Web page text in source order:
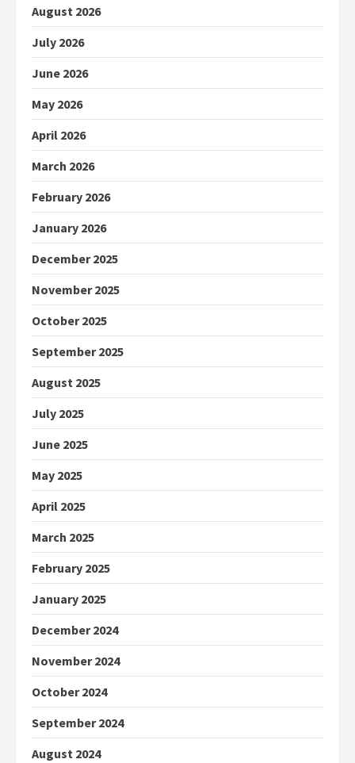
August 2026
July 2026
June 2026
May 2026
April 2026
March 2026
February 2026
January 2026
December 2025
November 2025
October 2025
September 2025
August 2025
July 2025
June 2025
May 2025
April 2025
March 2025
February 2025
January 2025
December 2024
November 2024
October 2024
September 2024
August 2024